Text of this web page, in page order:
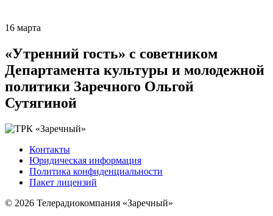
16 марта
«Утренний гость» с советником
Департамента культуры и молодежной
политики Заречного Ольгой
Сутягиной
Контакты
Юридическая информация
Политика конфиденциальности
Пакет лицензий
© 2026 Телерадиокомпания «Заречный»